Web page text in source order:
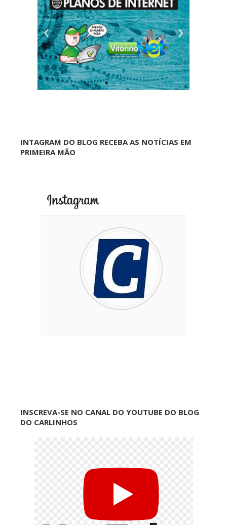
INTAGRAM DO BLOG RECEBA AS NOTÍCIAS EM
PRIMEIRA MÃO
INSCREVA-SE NO CANAL DO YOUTUBE DO BLOG
DO CARLINHOS